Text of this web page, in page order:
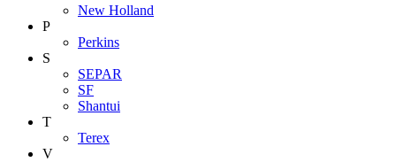
New Holland
P
Perkins
S
SEPAR
SF
Shantui
T
Terex
V